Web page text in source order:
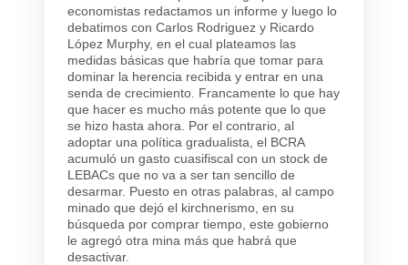
economistas redactamos un informe y luego lo
debatimos con Carlos Rodriguez y Ricardo
López Murphy, en el cual plateamos las
medidas básicas que habría que tomar para
dominar la herencia recibida y entrar en una
senda de crecimiento. Francamente lo que hay
que hacer es mucho más potente que lo que
se hizo hasta ahora. Por el contrario, al
adoptar una política gradualista, el BCRA
acumuló un gasto cuasifiscal con un stock de
LEBACs que no va a ser tan sencillo de
desarmar. Puesto en otras palabras, al campo
minado que dejó el kirchnerismo, en su
búsqueda por comprar tiempo, este gobierno
le agregó otra mina más que habrá que
desactivar.